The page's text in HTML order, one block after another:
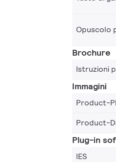
Opuscolo
Brochure
Istruzioni
Immagini
Product-
Product-
Plug-in
IES